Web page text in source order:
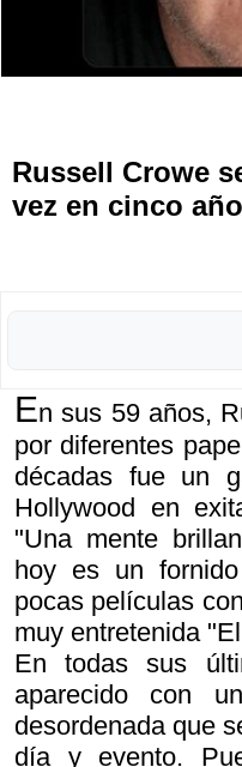
Russell Crowe
vez en cinco
En sus 59 años,
por diferentes
décadas fue un
Hollywood en
"Una mente
hoy es un
pocas películas
muy entretenida
En todas sus
aparecido con
desordenada que
día y evento.